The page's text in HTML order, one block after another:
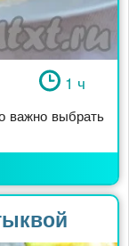
1 ч
важно выбрать